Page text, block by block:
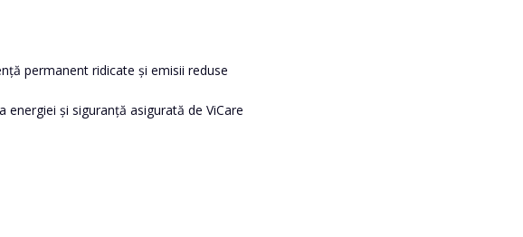
permanent ridicate și emisii reduse
și siguranță asigurată de ViCare